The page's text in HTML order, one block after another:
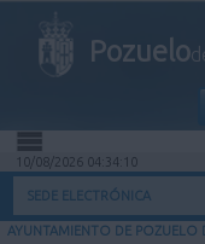
Pozuelo
10/08/2026 04:34:10
SEDE ELECTRÓNICA
AYUNTAMIENTO DE POZUELO